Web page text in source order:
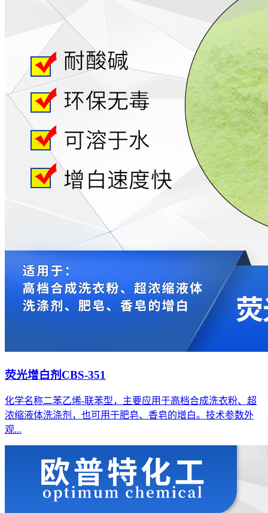
荧光增白剂CBS-351
化学名称二苯乙烯-联苯型，主要应用于高档合成洗衣粉、超
浓缩液体洗涤剂，也可用于肥皂、香皂的增白。技术参数外
观...